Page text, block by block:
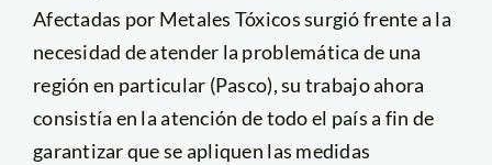
Afectadas por Metales Tóxicos surgió frente a la
necesidad de atender la problemática de una
región en particular (Pasco), su trabajo ahora
consistía en la atención de todo el país a fin de
garantizar que se apliquen las medidas